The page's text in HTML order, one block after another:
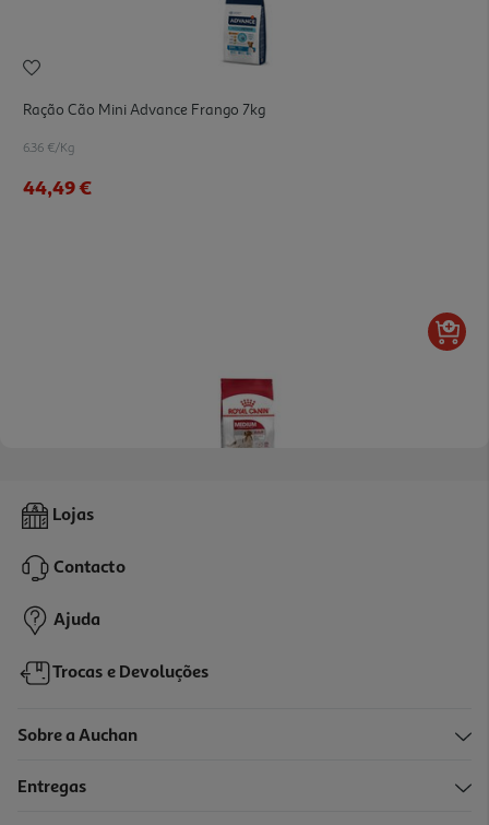
Ração Cão Mini Advance Frango 7kg
6.36 €/Kg
44,49 €
Ração Cão Royal Canin Adulto Medio 4 Kg
31,19 €
Lojas
Contacto
Ajuda
Trocas e Devoluções
Sobre a Auchan
Entregas